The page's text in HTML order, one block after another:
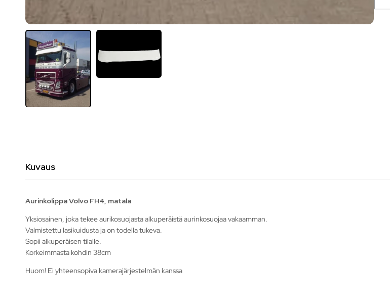
Kuvaus
Aurinkolippa Volvo FH4, matala
Yksiosainen, joka tekee aurikosuojasta alkuperäistä aurinkosuojaa vakaamman.
Valmistettu lasikuidusta ja on todella tukeva.
Sopii alkuperäisen tilalle.
Korkeimmasta kohdin 38cm
Huom! Ei yhteensopiva kamerajärjestelmän kanssa